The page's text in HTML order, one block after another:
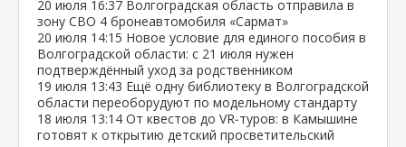
20 июля 16:37 Волгоградская область отправила в
зону СВО 4 бронеавтомобиля «Сармат»
20 июля 14:15 Новое условие для единого пособия в
Волгоградской области: с 21 июля нужен
подтверждённый уход за родственником
19 июля 13:43 Ещё одну библиотеку в Волгоградской
области переоборудуют по модельному стандарту
18 июля 13:14 От квестов до VR‑туров: в Камышине
готовят к открытию детский просветительский